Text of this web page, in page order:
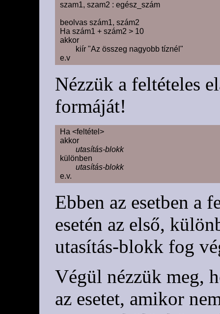
szam1, szam2 : egész_szám
beolvas szám1, szám2
Ha szám1 + szám2 > 10
akkor
Nézzük a feltételes
formáját!
Ha <feltétel>
akkor
utasítás-blokk
különben
utasítás-blokk
Ebben az esetben a
esetén az első,
utasítás-blokk fog
Végül nézzük meg,
az esetet, amikor